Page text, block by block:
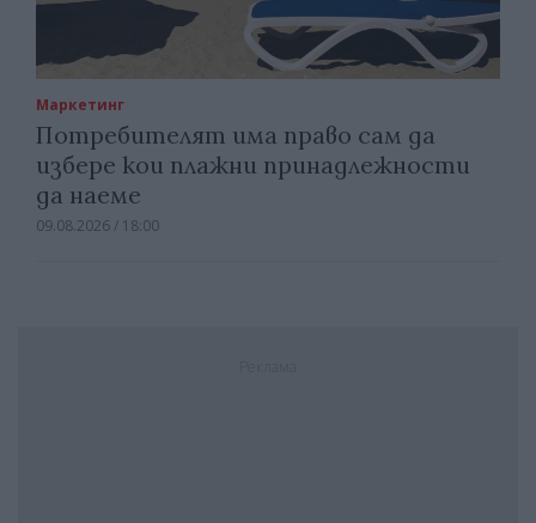
Маркетинг
Потребителят има право сам да
избере кои плажни принадлежности
да наеме
09.08.2026 / 18:00